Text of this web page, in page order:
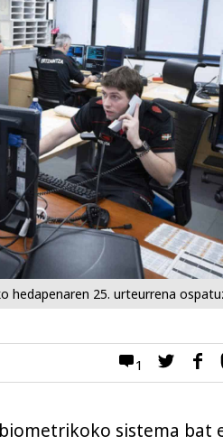
hedapenaren 25. urteurrena
1
sistema bat